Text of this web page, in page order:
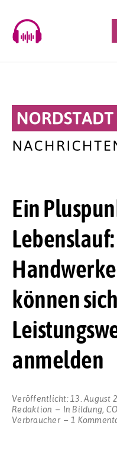
content
Ein
können
anmelden
Veröffentlicht: 13. August
Redaktion
In Bildung,
Verbraucher
1